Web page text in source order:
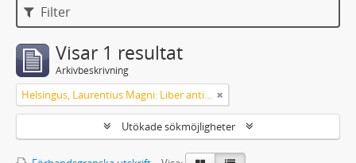
Filter
Visar 1 resultat
Arkivbeskrivning
Helsingus, Laurentius Magni: Liber antiphonarius
Utökade sökmöjligheter